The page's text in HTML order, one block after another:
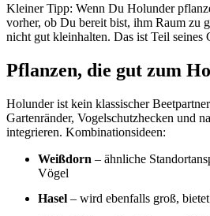
Kleiner Tipp: Wenn Du Holunder
vorher, ob Du bereit bist, ihm Raum zu
nicht gut kleinhalten. Das ist Teil seines
Pflanzen, die gut zum
Holunder ist kein klassischer
Gartenränder, Vogelschutzhecken und
integrieren. Kombinationsideen:
Weißdorn – ähnliche
Vögel
Hasel – wird ebenfalls groß,